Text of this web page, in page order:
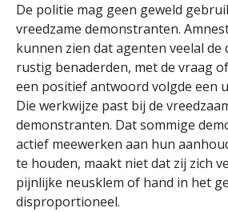
De politie mag geen geweld
vreedzame demonstranten.
kunnen zien dat agenten veelal
rustig benaderden, met de vraag
een positief antwoord volgde een
Die werkwijze past bij de
demonstranten. Dat sommige
actief meewerken aan hun
te houden, maakt niet dat zij zich
pijnlijke neusklem of hand in het
disproportioneel.